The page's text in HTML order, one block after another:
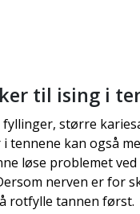
til ising i
større
tennene kan også
løse problemet
nerven er for
rotfylle tannen først.